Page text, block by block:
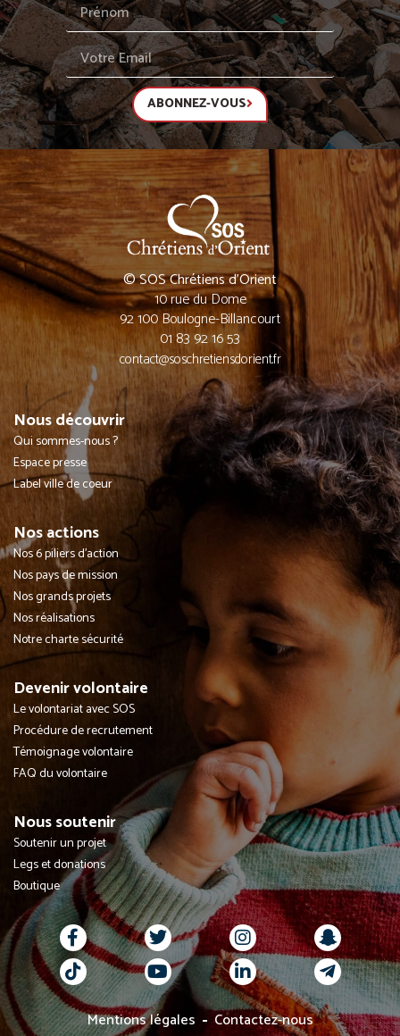
ABONNEZ-VOUS
© SOS Chrétiens d’Orient
10 rue du Dome
92 100 Boulogne-Billancourt
01 83 92 16 53
contact@soschretiensdorient.fr
Nous découvrir
Qui sommes-nous ?
Espace presse
Label ville de coeur
Nos actions
Nos 6 piliers d'action
Nos pays de mission
Nos grands projets
Nos réalisations
Notre charte sécurité
Devenir volontaire
Le volontariat avec SOS
Procédure de recrutement
Témoignage volontaire
FAQ du volontaire
Nous soutenir
Soutenir un projet
Legs et donations
Boutique
Mentions légales
Contactez-nous